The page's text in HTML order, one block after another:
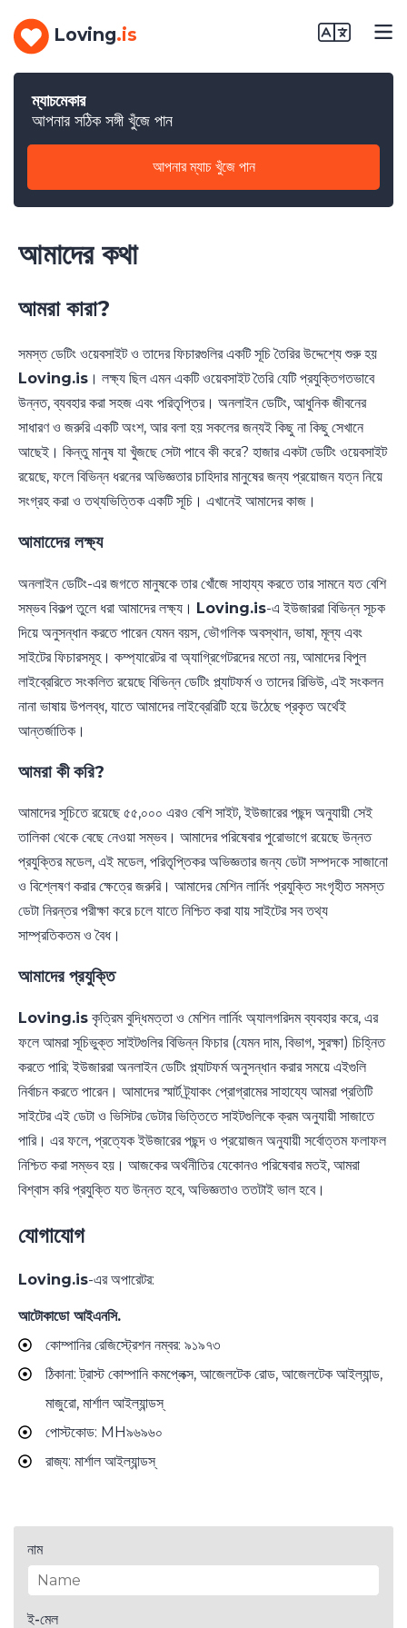
Loving.is
ম্যাচমেকার
আপনার সঠিক সঙ্গী খুঁজে পান
আপনার ম্যাচ খুঁজে পান
আমাদের কথা
আমরা কারা?
সমস্ত ডেটিং ওয়েবসাইট ও তাদের ফিচারগুলির একটি সূচি তৈরির উদ্দেশ্যে শুরু হয়
Loving.is । লক্ষ্য ছিল এমন একটি ওয়েবসাইট তৈরি যেটি প্রযুক্তিগতভাবে
উন্নত, ব্যবহার করা সহজ এবং পরিতৃপ্তির। অনলাইন ডেটিং, আধুনিক জীবনের
সাধারণ ও জরুরি একটি অংশ, আর বলা হয় সকলের জন্যই কিছু না কিছু সেখানে
আছেই। কিন্তু মানুষ যা খুঁজছে সেটা পাবে কী করে? হাজার একটা ডেটিং ওয়েবসাইট
রয়েছে, ফলে বিভিন্ন ধরনের অভিজ্ঞতার চাহিদার মানুষের জন্য প্রয়োজন যত্ন নিয়ে
সংগ্রহ করা ও তথ্যভিত্তিক একটি সূচি। এখানেই আমাদের কাজ।
আমাদেের লক্ষ্য
অনলাইন ডেটিং-এর জগতে মানুষকে তার খোঁজে সাহায্য করতে তার সামনে যত বেশি
সম্ভব বিকল্প তুলে ধরা আমাদের লক্ষ্য। Loving.is-এ ইউজাররা বিভিন্ন সূচক
দিয়ে অনুসন্ধান করতে পারেন যেমন বয়স, ভৌগলিক অবস্থান, ভাষা, মূল্য এবং
সাইটের ফিচারসমূহ। কম্প্যারেটর বা অ্যাগ্রিগেটরদের মতো নয়, আমাদের বিপুল
লাইব্রেরিতে সংকলিত রয়েছে বিভিন্ন ডেটিং প্ল্যাটফর্ম ও তাদের রিভিউ, এই সংকলন
নানা ভাষায় উপলব্ধ, যাতে আমাদের লাইব্রেরিটি হয়ে উঠেছে প্রকৃত অর্থেই
আন্তর্জাতিক।
আমরা কী করি?
আমাদের সূচিতে রয়েছে ৫৫,০০০ এরও বেশি সাইট, ইউজারের পছন্দ অনুযায়ী সেই
তালিকা থেকে বেছে নেওয়া সম্ভব। আমাদের পরিষেবার পুরোভাগে রয়েছে উন্নত
প্রযুক্তির মডেল, এই মডেল, পরিতৃপ্তিকর অভিজ্ঞতার জন্য ডেটা সম্পদকে সাজানো
ও বিশ্লেষণ করার ক্ষেত্রে জরুরি। আমাদের মেশিন লার্নিং প্রযুক্তি সংগৃহীত সমস্ত
ডেটা নিরন্তর পরীক্ষা করে চলে যাতে নিশ্চিত করা যায় সাইটের সব তথ্য
সাম্প্রতিকতম ও বৈধ।
আমাদের প্রযুক্তি
Loving.is কৃত্রিম বুদ্ধিমত্তা ও মেশিন লার্নিং অ্যালগরিদম ব্যবহার করে, এর
ফলে আমরা সূচিভুক্ত সাইটগুলির বিভিন্ন ফিচার (যেমন দাম, বিভাগ, সুরক্ষা) চিহ্নিত
করতে পারি; ইউজাররা অনলাইন ডেটিং প্ল্যাটফর্ম অনুসন্ধান করার সময়ে এইগুলি
নির্বাচন করতে পারেন। আমাদের স্মার্ট ট্র্যাকং প্রোগ্রামের সাহায্যে আমরা প্রতিটি
সাইটের এই ডেটা ও ভিসিটর ডেটার ভিত্তিতে সাইটগুলিকে ক্রম অনুযায়ী সাজাতে
পারি। এর ফলে, প্রত্যেক ইউজারের পছন্দ ও প্রয়োজন অনুযায়ী সর্বোত্তম ফলাফল
নিশ্চিত করা সম্ভব হয়। আজকের অর্থনীতির যেকোনও পরিষেবার মতই, আমরা
বিশ্বাস করি প্রযুক্তি যত উন্নত হবে, অভিজ্ঞতাও ততটাই ভাল হবে।
যোগাযোগ
Loving.is-এর অপারেটর:
আটোকাডো আইএনসি.
কোম্পানির রেজিস্ট্রেশন নম্বর: ৯১৯৭৩
ঠিকানা: ট্রাস্ট কোম্পানি কমপ্লেক্স, আজেলটেক রোড, আজেলটেক আইল্যান্ড,
মাজুরো, মার্শাল আইল্যান্ডস্
পোস্টকোড: MH৯৬৯৬০
রাজ্য: মার্শাল আইল্যান্ডস্
নাম
ই-মেল